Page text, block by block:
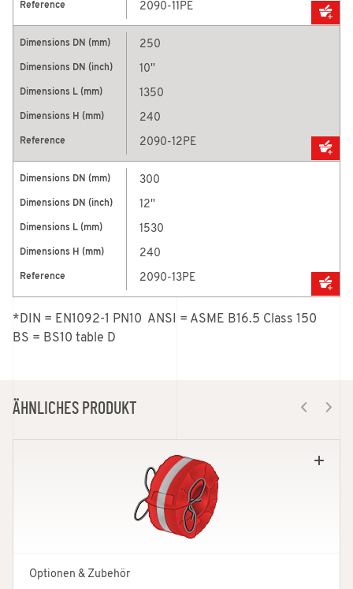
2090-11PE
250
10''
1350
240
2090-12PE
300
12''
1530
240
2090-13PE
*DIN = EN1092-1 PN10  ANSI = ASME B16.5 Class 150
BS = BS10 table D
ÄHNLICHES PRODUKT
Optionen & Zubehör